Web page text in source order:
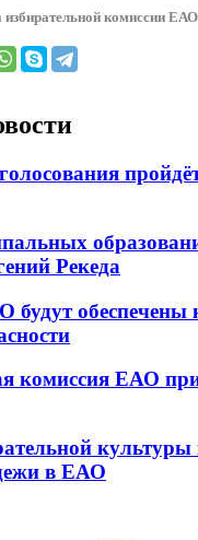
комиссии ЕАО
Рекеда
обеспечены
комиссия ЕАО
в ЕАО